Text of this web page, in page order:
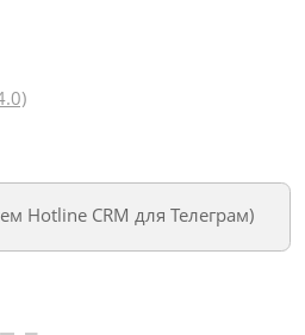
Hotline CRM для Телеграм)